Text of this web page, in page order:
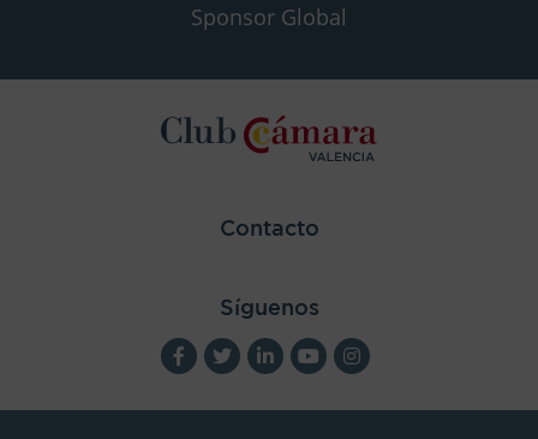
Sponsor Global
Contacto
Síguenos